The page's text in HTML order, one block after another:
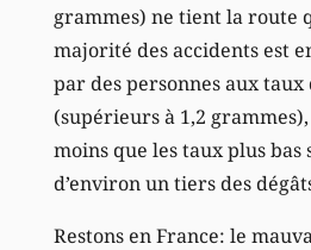
grammes) ne tient la route
majorité des accidents est
par des personnes aux taux
(supérieurs à 1,2
moins que les taux plus bas
d’environ un tiers des
Restons en France: le